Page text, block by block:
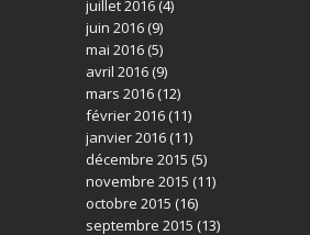
juillet 2016(4)
juin 2016(9)
mai 2016(5)
avril 2016(9)
mars 2016(12)
février 2016(11)
janvier 2016(11)
décembre 2015 (5)
novembre 2015 (11)
octobre 2015 (16)
septembre 2015 (13)